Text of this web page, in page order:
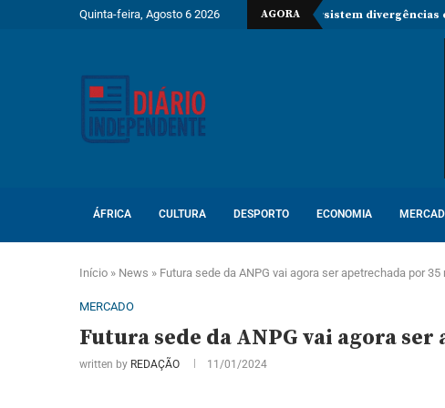
Quinta-feira, Agosto 6 2026 AGORA
marítima no Estreito de Ormuz enquanto persistem divergências com os EUA
ÁFRICA CULTURA DESPORTO ECONOMIA
Início » News » Futura sede da ANPG vai agora ser apetrechada por 35
MERCADO
Futura sede da ANPG vai agora
written by REDAÇÃO 11/01/2024